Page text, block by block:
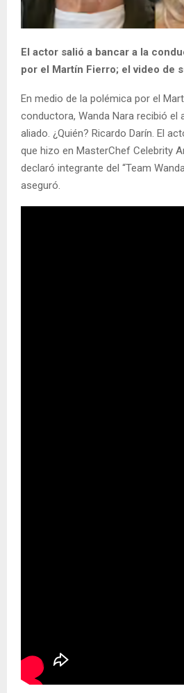
El actor salió a bancar a la
por el Martín Fierro; el video de
En medio de la polémica por el
conductora, Wanda Nara recibió el
aliado. ¿Quién? Ricardo Darín. El
que hizo en MasterChef Celebrity
declaró integrante del “Team
aseguró.